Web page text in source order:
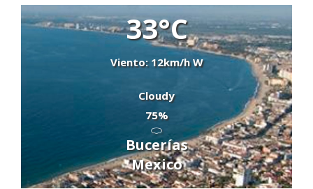
33°C
Viento: 12km/h W
Cloudy
75%
Bucerías
Mexico